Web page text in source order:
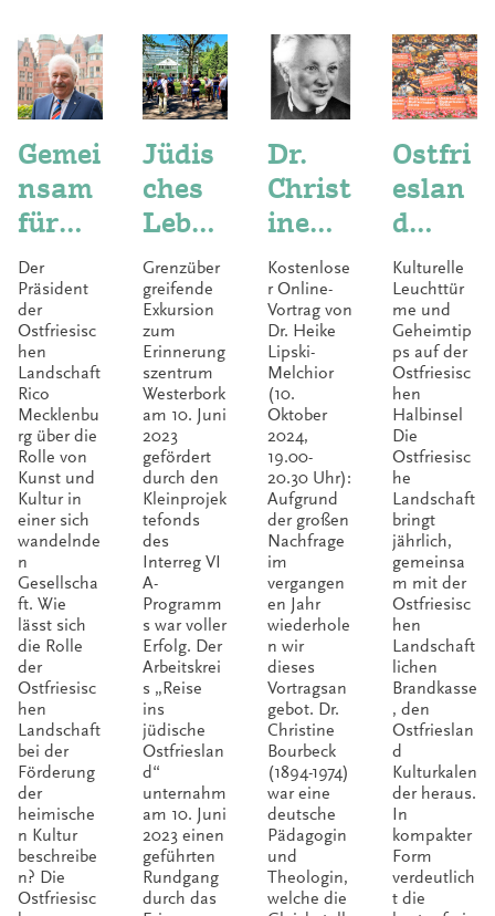
Gemei
nsam
für
ein
besse
res
Morg
en
Der
Präsident
der
Ostfriesisc
hen
Landschaft
Rico
Mecklenbu
rg über die
Rolle von
Kunst und
Kultur in
einer sich
wandelnde
n
Gesellscha
ft. Wie
lässt sich
die Rolle
der
Ostfriesisc
hen
Landschaft
bei der
Förderung
der
heimische
n Kultur
beschreibe
n? Die
Ostfriesisc
Jüdis
ches
Leben
:
Gemei
nsam
gegen
das
Verge
ssen
Grenzüber
greifende
Exkursion
zum
Erinnerung
szentrum
Westerbork
am 10. Juni
2023
gefördert
durch den
Kleinprojek
tefonds
des
Interreg VI
A-
Programm
s war voller
Erfolg. Der
Arbeitskrei
s „Reise
ins
jüdische
Ostfrieslan
d“
unternahm
am 10. Juni
2023 einen
geführten
Rundgang
durch das
Dr.
Christ
ine
Bourb
eck:
Ostfri
esin
und
bedeu
tende
evang
elisch
e
Theol
ogin
Kostenlose
r Online-
Vortrag von
Dr. Heike
Lipski-
Melchior
(10.
Oktober
2024,
19.00-
20.30 Uhr):
Aufgrund
der großen
Nachfrage
im
vergangen
en Jahr
wiederhole
n wir
dieses
Vortragsan
gebot. Dr.
Christine
Bourbeck
(1894-1974)
war eine
deutsche
Pädagogin
und
Theologin,
welche die
Ostfri
eslan
d
Kultu
rkale
nder
Kulturelle
Leuchttür
me und
Geheimtip
ps auf der
Ostfriesisc
hen
Halbinsel
Die
Ostfriesisc
he
Landschaft
bringt
jährlich,
gemeinsa
m mit der
Ostfriesisc
hen
Landschaft
lichen
Brandkasse
, den
Ostfrieslan
d
Kulturkalen
der heraus.
In
kompakter
Form
verdeutlich
t die